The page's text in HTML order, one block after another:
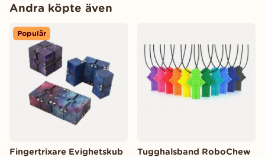
Andra köpte även
Populär
Fingertrixare Evighetskub Tugghalsband RoboChew